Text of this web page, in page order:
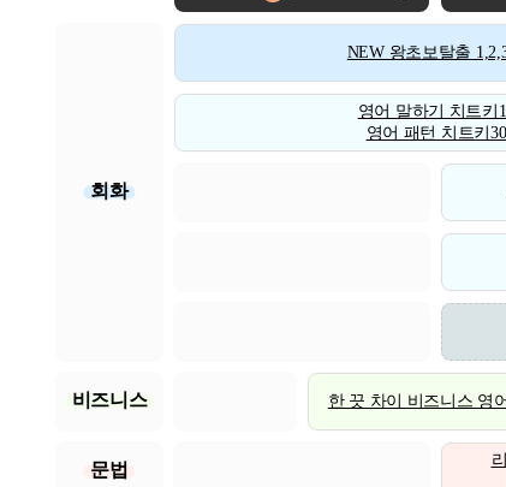
회화
NEW 왕초보탈출
영어 말하기 치트키
영어 패턴 치트키30
비즈니스 한 끗 차이 비즈니스 영
문법